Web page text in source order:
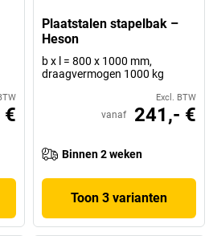
€
Plaatstalen stapelbak –
Heson
b x l = 800 x 1000 mm,
draagvermogen 1000 kg
Excl. BTW
vanaf 241,- €
Binnen 2 weken
Toon 3 varianten